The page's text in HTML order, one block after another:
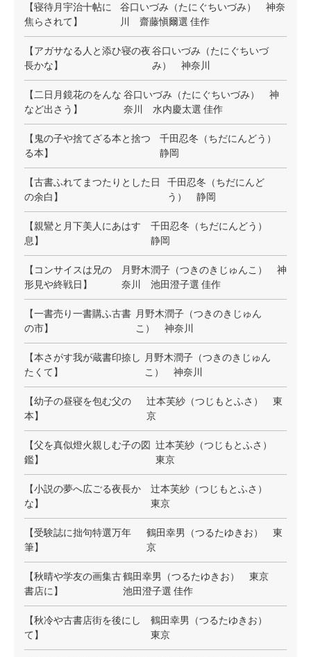
【寝待月宇治十帖に
焦らされて】
谷口いづみ（たにぐちいづみ） 神奈
川 齋藤愼爾選 佳作
【アガサなる人と添ひ寝の夜
長かな】
谷口いづみ（たにぐちいづ
み） 神奈川
【二日月鏡花のをんな
など出さう】
谷口いづみ（たにぐちいづみ） 神
奈川 水内慶太選 佳作
【鬼の子や捨てざる本と捨つ
る本】
千田忍冬（ちだにんどう）
静岡
【古書ふれてまつたりとした日
の余白】
千田忍冬（ちだにんど
う） 静岡
【親鸞と月下美人にあはす
息】
千田忍冬（ちだにんどう）
静岡
【コンサイスは兄の
形見や終戦日】
月野木潤子（つきのきじゅんこ） 神
奈川 池田澄子選 佳作
【一書売り一書購ふ古書
の市】
月野木潤子（つきのきじゅん
こ） 神奈川
【本さがす我が蔵書印捺し
たくて】
月野木潤子（つきのきじゅん
こ） 神奈川
【幼子の昼寝を包む父の
本】
辻本芙紗（つじもとふさ） 東
京
【父を真似燈火親しむ子の図
鑑】
辻本芙紗（つじもとふさ）
東京
【小説の夢へ広ごる夜長か
な】
辻本芙紗（つじもとふさ）
東京
【受験誌に拙句特選万年
筆】
鶴田幸男（つるたゆきお） 東
京
【秋晴や学友の画集古
書店に】
鶴田幸男（つるたゆきお） 東京
池田澄子選 佳作
【秋冷や古書店街を後にし
て】
鶴田幸男（つるたゆきお）
東京